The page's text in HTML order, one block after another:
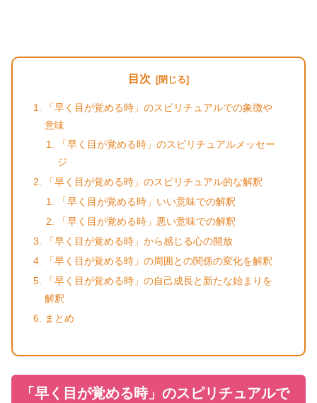
目次
「早く目が覚める時」のスピリチュアルでの象徴や
意味
「早く目が覚める時」のスピリチュアルメッセー
ジ
「早く目が覚める時」のスピリチュアル的な解釈
「早く目が覚める時」いい意味での解釈
「早く目が覚める時」悪い意味での解釈
「早く目が覚める時」から感じる心の開放
「早く目が覚める時」の周囲との関係の変化を解釈
「早く目が覚める時」の自己成長と新たな始まりを
解釈
まとめ
「早く目が覚める時」のスピリチュアルで